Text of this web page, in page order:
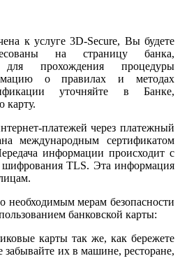
к услуге 3D-Secure, Вы будете
на страницу банка,
прохождения процедуры
о правилах и методах
уточняйте в Банке,
карту.
платежей через платежный
международным сертификатом
информации происходит с
TLS. Эта информация
необходимым мерам безопасности
банковской карты:
карты так же, как бережете
их в машине, ресторане,